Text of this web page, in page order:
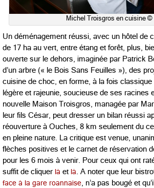
Michel Troisgros en cuisine ©
Un déménagement réussi, avec un hôtel de
de 17 ha au vert, entre étang et forêt, plus,
ouverte sur le dehors, imaginée par Patrick
d’un arbre (« le Bois Sans Feuilles »), des
cuisine de choc, en forme, à la fois classique
légère et rajeunie, soucieuse de ses racines
nouvelle Maison Troisgros, managée par
leur fils César, peut dresser un bilan réussi
réouverture à Ouches, 8 km seulement du
en pleine nature. La critique est venue,
flèches positives et le carnet de réservation
pour les 6 mois à venir. Pour ceux qui ont
suffit de cliquer là et là . A noter que leur
face à la gare roannaise , n’a pas bougé et